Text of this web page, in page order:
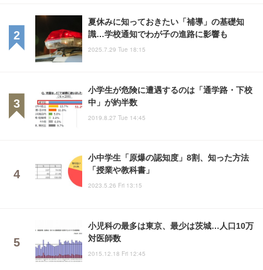
夏休みに知っておきたい「補導」の基礎知
識…学校通知でわが子の進路に影響も
2025.7.29 Tue 18:15
小学生が危険に遭遇するのは「通学路・下校
中」が約半数
2019.8.27 Tue 14:45
小中学生「原爆の認知度」8割、知った方法
「授業や教科書」
2023.5.26 Fri 13:15
小児科の最多は東京、最少は茨城…人口10万
対医師数
2015.12.18 Fri 12:45